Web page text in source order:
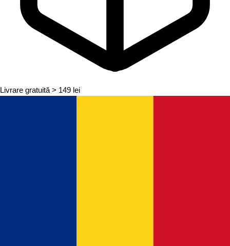
Livrare gratuită > 149 lei